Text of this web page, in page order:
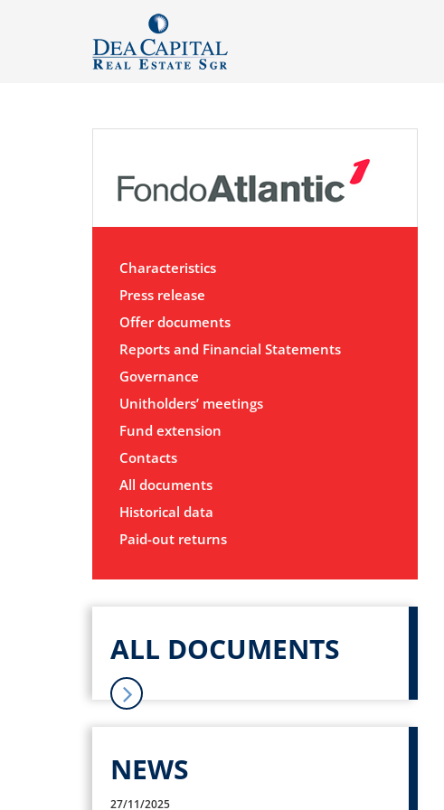
Characteristics
Press release
Offer documents
Reports and Financial Statements
Governance
Unitholders’ meetings
Fund extension
Contacts
All documents
Historical data
Paid-out returns
ALL DOCUMENTS
NEWS
27/11/2025